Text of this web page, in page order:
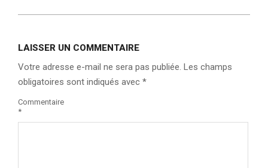
LAISSER UN COMMENTAIRE
Votre adresse e-mail ne sera pas publiée. Les champs
obligatoires sont indiqués avec *
Commentaire
*